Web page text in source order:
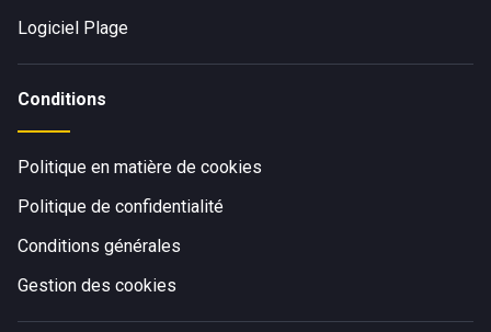
Logiciel Plage
Conditions
Politique en matière de cookies
Politique de confidentialité
Conditions générales
Gestion des cookies